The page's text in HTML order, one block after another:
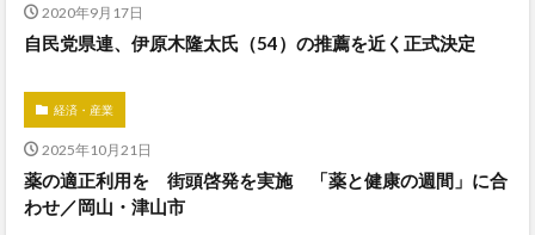
2020年9月17日
自民党県連、伊原木隆太氏（54）の推薦を近く正式決定
経済・産業
2025年10月21日
薬の適正利用を 街頭啓発を実施 「薬と健康の週間」に合
わせ／岡山・津山市